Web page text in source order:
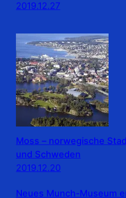
2019.12.27
Moss – norwegische
und Schweden
2019.12.20
Neues Munch-Museum